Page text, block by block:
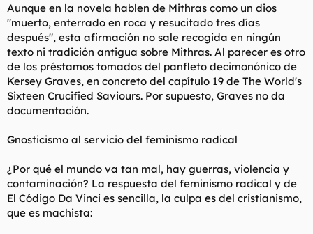
Aunque en la novela hablen de Mithras como un dios
"muerto, enterrado en roca y resucitado tres días
después", esta afirmación no sale recogida en ningún
texto ni tradición antigua sobre Mithras. Al parecer es otro
de los préstamos tomados del panfleto decimonónico de
Kersey Graves, en concreto del capítulo 19 de The World's
Sixteen Crucified Saviours. Por supuesto, Graves no da
documentación.
Gnosticismo al servicio del feminismo radical
¿Por qué el mundo va tan mal, hay guerras, violencia y
contaminación? La respuesta del feminismo radical y de
El Código Da Vinci es sencilla, la culpa es del cristianismo,
que es machista: